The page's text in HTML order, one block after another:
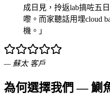
成日見，拎返lab搞咗五
嚟。而家聽話用埋cloud
機。」
— 蘇太客戶
為何選擇我們 — 鰂